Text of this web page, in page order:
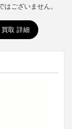
ございません。
買取 詳細